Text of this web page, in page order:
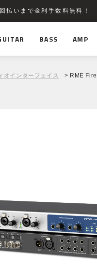
払いまで金利手数料無料！
BASS AMP
オインターフェイス > RME